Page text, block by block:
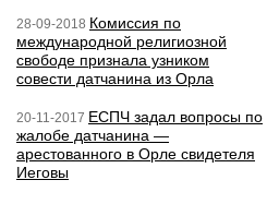
28-09-2018 Комиссия по
международной религиозной
свободе признала узником
совести датчанина из Орла
20-11-2017 ЕСПЧ задал вопросы по
жалобе датчанина —
арестованного в Орле свидетеля
Иеговы